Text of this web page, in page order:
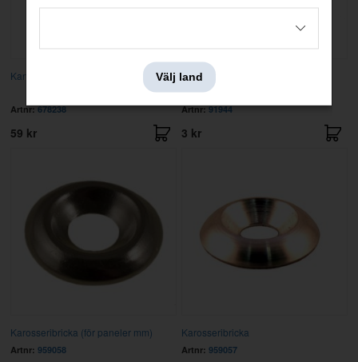
Kantskyddslist 140/160/240
Artnr:678238
59 kr
Karosseribricka (för paneler mm)
försänkt #6
Artnr:91944
3 kr
Karosseribricka (för paneler mm)
Artnr: 959058
Karosseribricka
Artnr: 959057
Välj land